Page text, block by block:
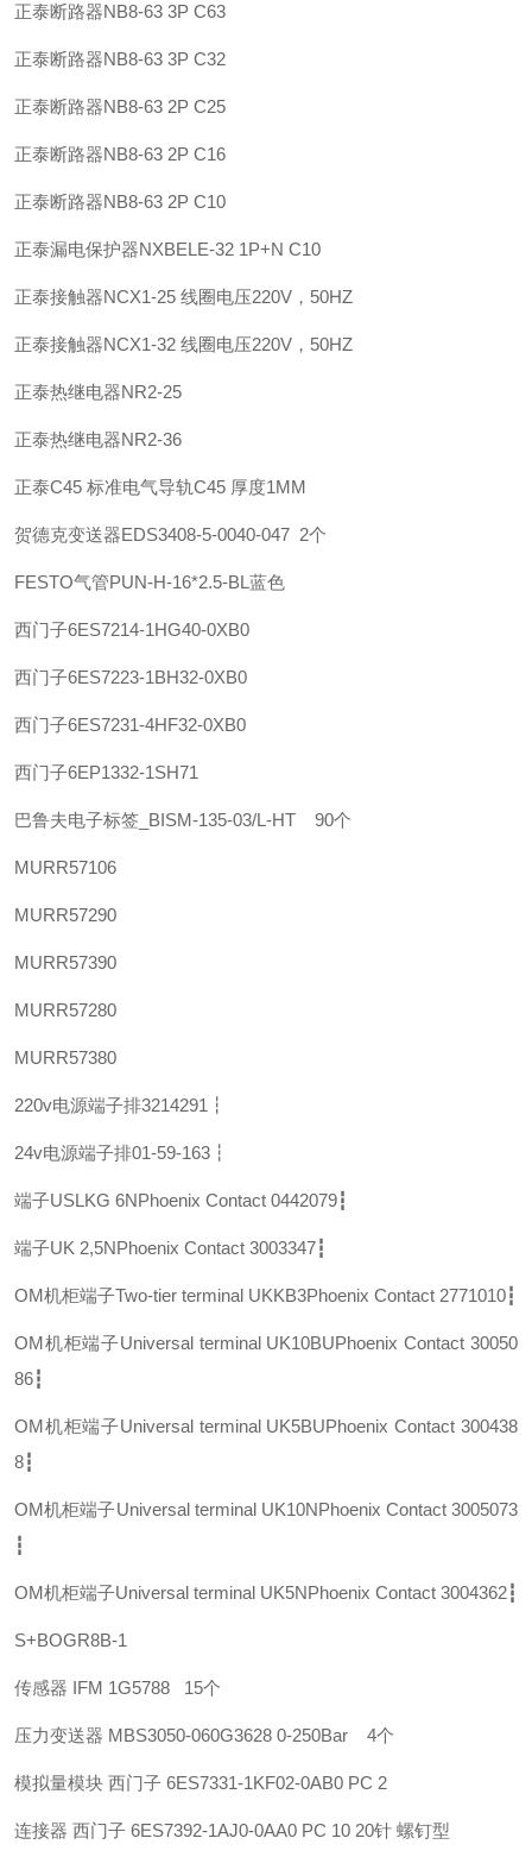
正泰断路器NB8-63 3P C63
正泰断路器NB8-63 3P C32
正泰断路器NB8-63 2P C25
正泰断路器NB8-63 2P C16
正泰断路器NB8-63 2P C10
正泰漏电保护器NXBELE-32 1P+N C10
正泰接触器NCX1-25 线圈电压220V，50HZ
正泰接触器NCX1-32 线圈电压220V，50HZ
正泰热继电器NR2-25
正泰热继电器NR2-36
正泰C45 标准电气导轨C45 厚度1MM
贺德克变送器EDS3408-5-0040-047 2个
FESTO气管PUN-H-16*2.5-BL蓝色
西门子6ES7214-1HG40-0XB0
西门子6ES7223-1BH32-0XB0
西门子6ES7231-4HF32-0XB0
西门子6EP1332-1SH71
巴鲁夫电子标签_BISM-135-03/L-HT 90个
MURR57106
MURR57290
MURR57390
MURR57280
MURR57380
220v电源端子排3214291┇
24v电源端子排01-59-163┇
端子USLKG 6NPhoenix Contact 0442079┇
端子UK 2,5NPhoenix Contact 3003347┇
OM机柜端子Two-tier terminal UKKB3Phoenix Contact 2771010┇
OM机柜端子Universal terminal UK10BUPhoenix Contact 30050
86┇
OM机柜端子Universal terminal UK5BUPhoenix Contact 300438
8┇
OM机柜端子Universal terminal UK10NPhoenix Contact 3005073
┇
OM机柜端子Universal terminal UK5NPhoenix Contact 3004362┇
S+BOGR8B-1
传感器 IFM 1G5788 15个
压力变送器 MBS3050-060G3628 0-250Bar 4个
模拟量模块 西门子 6ES7331-1KF02-0AB0 PC 2
连接器 西门子 6ES7392-1AJ0-0AA0 PC 10 20针 螺钉型